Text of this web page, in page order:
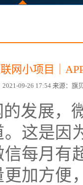
营销型网站建设方案
网小项目｜
2021-09-26 17:54 来源：旗
发展，
这是因
每月有
加方便